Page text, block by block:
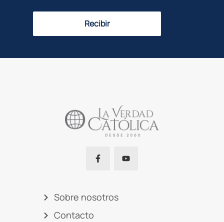
Recibir
Sobre nosotros
Contacto